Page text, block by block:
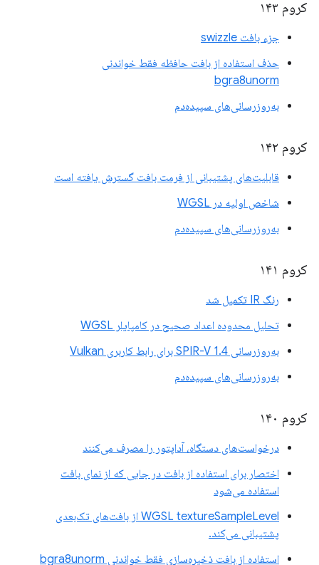
کروم ۱۴۳
جزء بافت swizzle
حذف استفاده از بافت حافظه فقط خواندنی
bgra8unorm
به‌روزرسانی‌های سپیده‌دم
کروم ۱۴۲
قابلیت‌های پشتیبانی از فرمت بافت گسترش یافته است
شاخص اولیه در WGSL
به‌روزرسانی‌های سپیده‌دم
کروم ۱۴۱
رنگ IR تکمیل شد
تحلیل محدوده اعداد صحیح در کامپایلر WGSL
به‌روزرسانی SPIR-V 1.4 برای رابط کاربری Vulkan
به‌روزرسانی‌های سپیده‌دم
کروم ۱۴۰
درخواست‌های دستگاه، آداپتور را مصرف می‌کنند
اختصار برای استفاده از بافت در جایی که از نمای بافت
استفاده می‌شود
WGSL textureSampleLevel از بافت‌های تک‌بعدی
پشتیبانی می‌کند.
استفاده از بافت ذخیره‌سازی فقط خواندنی bgra8unorm